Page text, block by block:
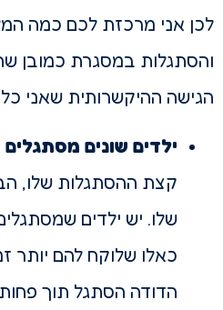
לכן אני מרכזת לכם כמה
והסתגלות במסגרת כמובן
הגישה ההיקשרותית שאני
ילדים שונים מסתגלים
קצת ההסתגלות שלו,
שלו. יש ילדים
כאלו שלוקח להם יותר
הדודה הסתגל תוך